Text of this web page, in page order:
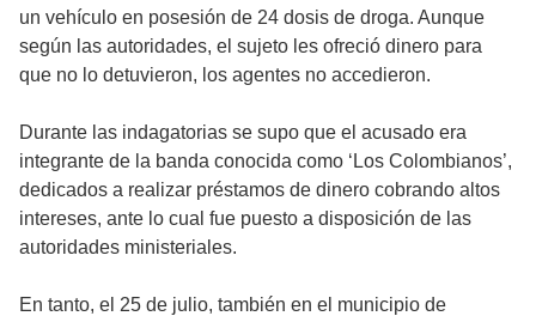
un vehículo en posesión de 24 dosis de droga. Aunque
según las autoridades, el sujeto les ofreció dinero para
que no lo detuvieron, los agentes no accedieron.
Durante las indagatorias se supo que el acusado era
integrante de la banda conocida como ‘Los Colombianos’,
dedicados a realizar préstamos de dinero cobrando altos
intereses, ante lo cual fue puesto a disposición de las
autoridades ministeriales.
En tanto, el 25 de julio, también en el municipio de